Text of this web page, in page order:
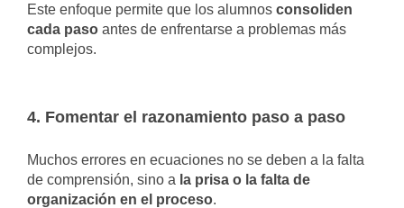
Este enfoque permite que los alumnos consoliden
cada paso antes de enfrentarse a problemas más
complejos.
4. Fomentar el razonamiento paso a paso
Muchos errores en ecuaciones no se deben a la falta
de comprensión, sino a la prisa o la falta de
organización en el proceso.